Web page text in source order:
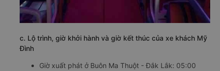
c. Lộ trình, giờ khởi hành và giờ kết thúc của xe khách Mỹ
Đình
Giờ xuất phát ở Buôn Ma Thuột - Đắk Lắk: 05:00